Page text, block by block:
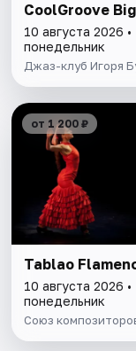
CoolGroove
10 августа 2026 •
понедельник
Джаз-клуб Игоря
от 1 200 ₽
Tablao
10 августа 2026 •
понедельник
Союз